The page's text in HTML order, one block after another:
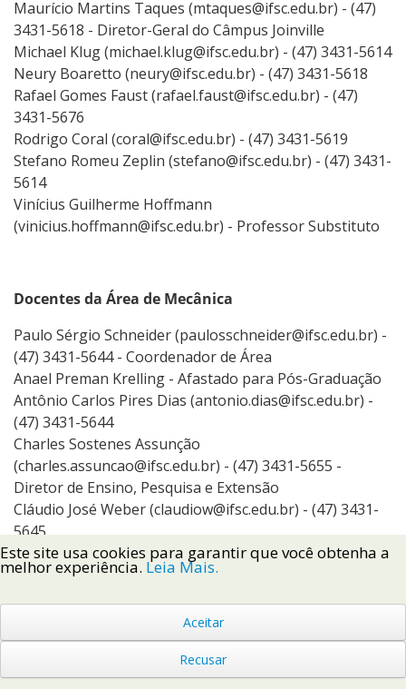
Maurício Martins Taques (mtaques@ifsc.edu.br) - (47)
3431-5618 - Diretor-Geral do Câmpus Joinville
Michael Klug (michael.klug@ifsc.edu.br) - (47) 3431-5614
Neury Boaretto (neury@ifsc.edu.br) - (47) 3431-5618
Rafael Gomes Faust (rafael.faust@ifsc.edu.br) - (47)
3431-5676
Rodrigo Coral (coral@ifsc.edu.br) - (47) 3431-5619
Stefano Romeu Zeplin (stefano@ifsc.edu.br) - (47) 3431-
5614
Vinícius Guilherme Hoffmann
(vinicius.hoffmann@ifsc.edu.br) - Professor Substituto
Docentes da Área de Mecânica
Paulo Sérgio Schneider (paulosschneider@ifsc.edu.br) -
(47) 3431-5644 - Coordenador de Área
Anael Preman Krelling - Afastado para Pós-Graduação
Antônio Carlos Pires Dias (antonio.dias@ifsc.edu.br) -
(47) 3431-5644
Charles Sostenes Assunção
(charles.assuncao@ifsc.edu.br) - (47) 3431-5655 -
Diretor de Ensino, Pesquisa e Extensão
Cláudio José Weber (claudiow@ifsc.edu.br) - (47) 3431-
5645
Eduardo Makoto Suzuki (eduardo.suzuki@ifsc.edu.br) -
(47) 3431-5638
Evandro Rodrigo Dário (evandro.dario@ifsc.edu.br) -
Geraldo Sales dos Reis (geraldo.reis@ifsc.edu.br) - (47)
Este site usa cookies para garantir que você obtenha a
melhor experiência. Leia Mais.
Aceitar
Recusar